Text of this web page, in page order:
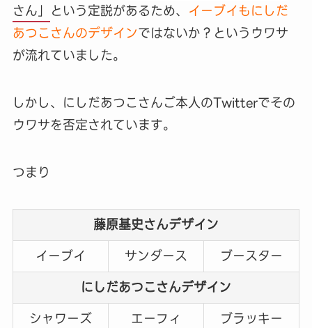
さん」 という定説があるため、 イーブイもにしだ
あつこさんのデザインではないか？というウワサ
が流れていました。
しかし、にしだあつこさんご本人のTwitterでその
ウワサを否定されています。
つまり
藤原基史さんデザイン
イーブイ
サンダース
ブースター
にしだあつこさんデザイン
シャワーズ
エーフィ
ブラッキー